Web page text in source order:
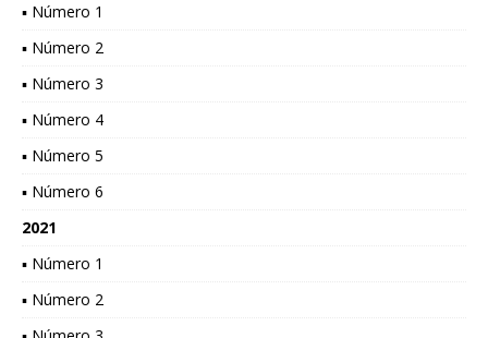
▪ Número 1
▪ Número 2
▪ Número 3
▪ Número 4
▪ Número 5
▪ Número 6
2021
▪ Número 1
▪ Número 2